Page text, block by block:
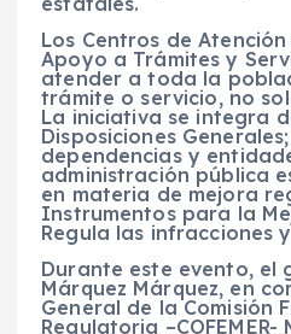
Los Centros de
Apoyo a Trámites y
atender a toda la
trámite o servicio, no
La iniciativa se integra
Disposiciones
dependencias y
administración pública
en materia de mejora
Instrumentos para la
Regula las infracciones
Durante este evento, el
Márquez Márquez, en
General de la Comisión
Regulatoria –COFEMER-